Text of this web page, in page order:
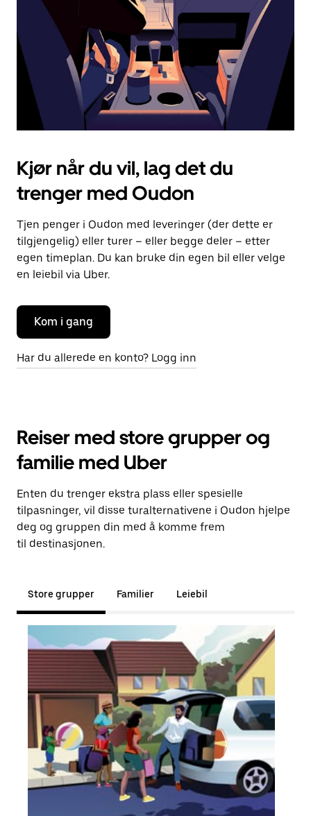
kalenderen.
Kjør når du vil, lag det du
trenger med Oudon
Tjen penger i Oudon med leveringer (der dette er
tilgjengelig) eller turer – eller begge deler – etter
egen timeplan. Du kan bruke din egen bil eller velge
en leiebil via Uber.
Kom i gang
Har du allerede en konto? Logg inn
Reiser med store grupper og
familie med Uber
Enten du trenger ekstra plass eller spesielle
tilpasninger, vil disse turalternativene i Oudon hjelpe
deg og gruppen din med å komme frem
til destinasjonen.
Store grupper Familier Leiebil